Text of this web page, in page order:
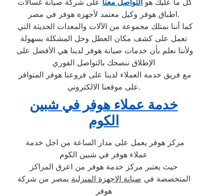
اطباق هوفر وكيل معتمد لأجهزة هوفر في مصر.
تعمل على كشف مكان العطل وحل المشكلة بسهولة
الإطلاق ننصحك بالتواصل الفوري
على موقعنا الالكتروني.
خدمة عملاء هوفر في شبين
الكوم
عملاء هوفر في شبين الكوم
حيث يعتبر مركز خدمة هوفر من اعرق المراكز
المتخصصة في صيانة الاجهزة المنزلية بمصر من شركة
هوفر